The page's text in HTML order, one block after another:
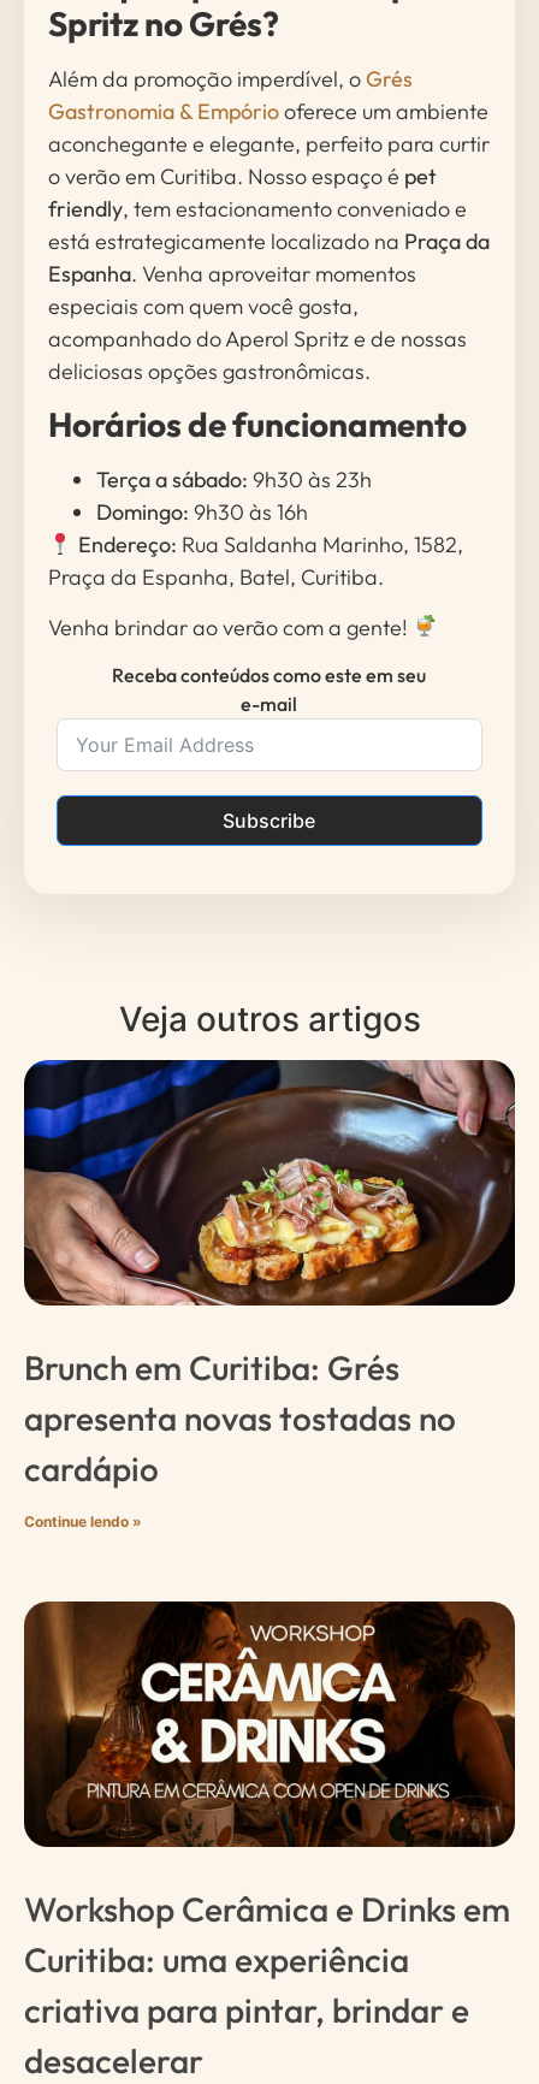
Spritz no Grés?
Além da promoção imperdível, oGrés
Gastronomia & Empóriooferece um ambiente
aconchegante e elegante, perfeito para curtir
o verão em Curitiba. Nosso espaço é pet
friendly, tem estacionamento conveniado e
está estrategicamente localizado na Praça da
Espanha. Venha aproveitar momentos
especiais com quem você gosta,
acompanhado do Aperol Spritz e de nossas
deliciosas opções gastronômicas.
Horários de funcionamento
Terça a sábado: 9h30 às 23h
Domingo: 9h30 às 16h
Endereço: Rua Saldanha Marinho, 1582,
Praça da Espanha, Batel, Curitiba.
Venha brindar ao verão com a gente!
Receba conteúdos como este em seu
e-mail
Subscribe
Veja outros artigos
Brunch em Curitiba: Grés
apresenta novas tostadas no
cardápio
Continue lendo »
Workshop Cerâmica e Drinks em
Curitiba: uma experiência
criativa para pintar, brindar e
desacelerar